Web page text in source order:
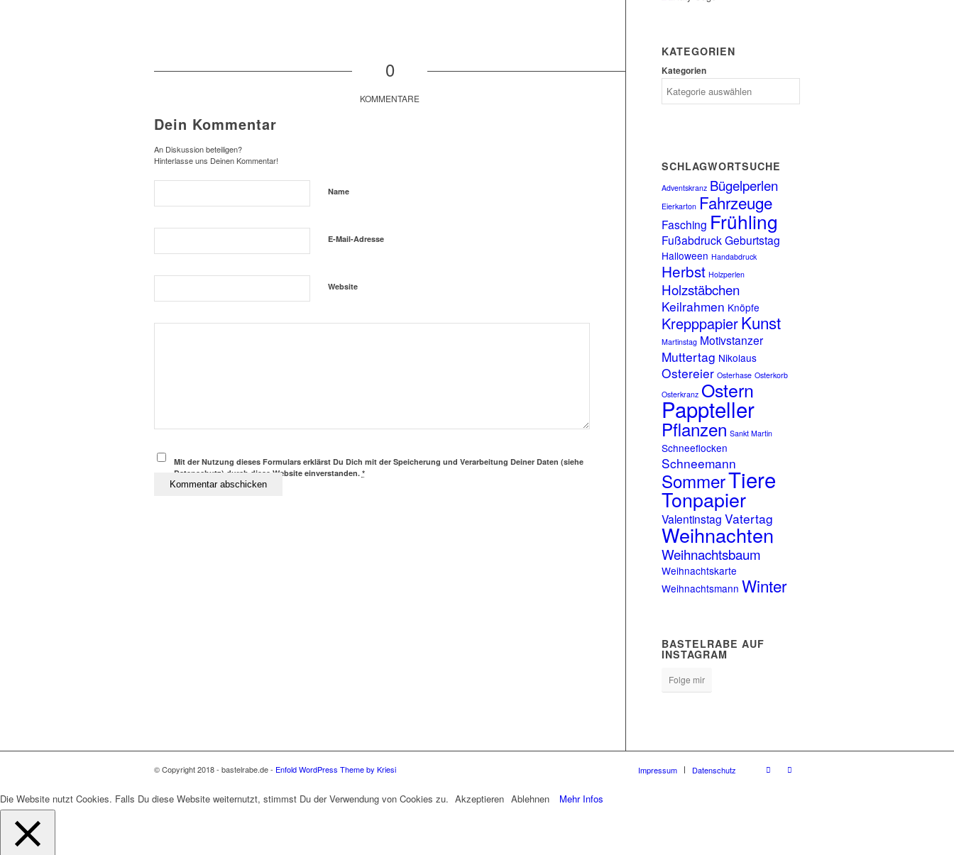
0
KOMMENTARE
Dein Kommentar
An Diskussion beteiligen?
Hinterlasse uns Deinen Kommentar!
Name
E-Mail-Adresse
Website
Mit der Nutzung dieses Formulars erklärst Du Dich mit der Speicherung und Verarbeitung Deiner Daten (siehe
Datenschutz) durch diese Website einverstanden. *
KATEGORIEN
Kategorien
SCHLAGWORTSUCHE
Adventskranz Bügelperlen
Eierkarton Fahrzeuge
Fasching Frühling
Fußabdruck Geburtstag
Halloween Handabdruck
Herbst Holzperlen
Holzstäbchen
Keilrahmen Knöpfe
KrepppapierKunst
Martinstag Motivstanzer
Muttertag Nikolaus
Ostereier Osterhase Osterkorb
Osterkranz Ostern
Pappteller
Pflanzen Sankt Martin
Schneeflocken
Schneemann
SommerTiere
Tonpapier
Valentinstag Vatertag
Weihnachten
Weihnachtsbaum
Weihnachtskarte
Weihnachtsmann Winter
BASTELRABE AUF
INSTAGRAM
Folge mir
© Copyright 2018 - bastelrabe.de - Enfold WordPress Theme by Kriesi Impressum Datenschutz
Die Website nutzt Cookies. Falls Du diese Website weiternutzt, stimmst Du der Verwendung von Cookies zu. Akzeptieren Ablehnen Mehr Infos